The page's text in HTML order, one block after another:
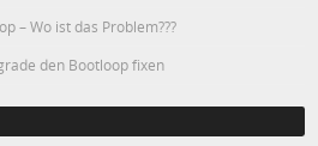
– Wo ist das Problem???
den Bootloop fixen